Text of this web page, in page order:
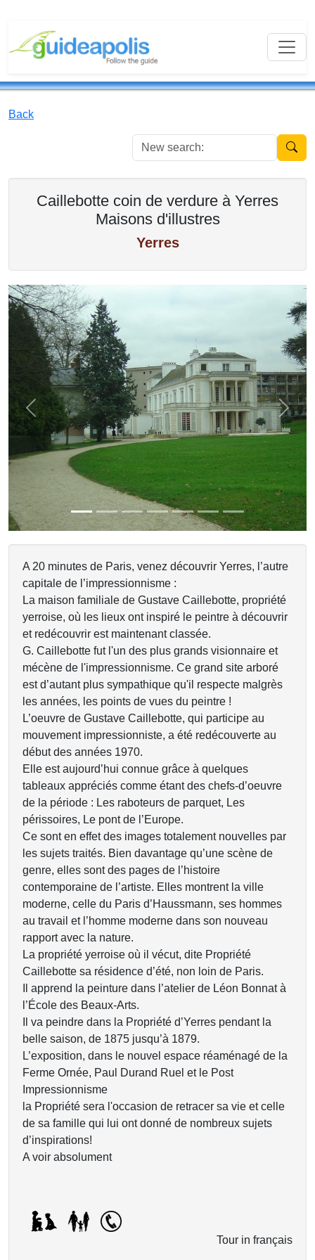
Back
New
Caillebotte coin de verdure à Yerres
Maisons d'illustres
Yerres
Previous Next
A 20 minutes de Paris, venez découvrir Yerres, l’autre
capitale de l’impressionnisme :
La maison familiale de Gustave Caillebotte, propriété
yerroise, où les lieux ont inspiré le peintre à découvrir
et redécouvrir est maintenant classée.
G. Caillebotte fut l'un des plus grands visionnaire et
mécène de l'impressionnisme. Ce grand site arboré
est d’autant plus sympathique qu'il respecte malgrès
les années, les points de vues du peintre !
L’oeuvre de Gustave Caillebotte, qui participe au
mouvement impressionniste, a été redécouverte au
début des années 1970.
Elle est aujourd’hui connue grâce à quelques
tableaux appréciés comme étant des chefs-d’oeuvre
de la période : Les raboteurs de parquet, Les
périssoires, Le pont de l’Europe.
Ce sont en effet des images totalement nouvelles par
les sujets traités. Bien davantage qu’une scène de
genre, elles sont des pages de l’histoire
contemporaine de l’artiste. Elles montrent la ville
moderne, celle du Paris d’Haussmann, ses hommes
au travail et l’homme moderne dans son nouveau
rapport avec la nature.
La propriété yerroise où il vécut, dite Propriété
Caillebotte sa résidence d’été, non loin de Paris.
Il apprend la peinture dans l’atelier de Léon Bonnat à
l’École des Beaux-Arts.
Il va peindre dans la Propriété d’Yerres pendant la
belle saison, de 1875 jusqu’à 1879.
L’exposition, dans le nouvel espace réaménagé de la
Ferme Ornée, Paul Durand Ruel et le Post
Impressionnisme
la Propriété sera l'occasion de retracer sa vie et celle
de sa famille qui lui ont donné de nombreux sujets
d’inspirations!
A voir absolument
Tour in français